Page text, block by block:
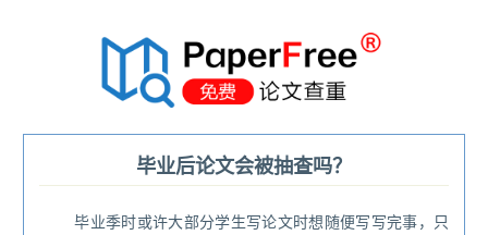
毕业后论文会被抽查吗？
毕业季时或许大部分学生写论文时想随便写写完事，只